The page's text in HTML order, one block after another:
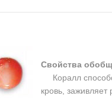
Свойства
Коралл
кровь,